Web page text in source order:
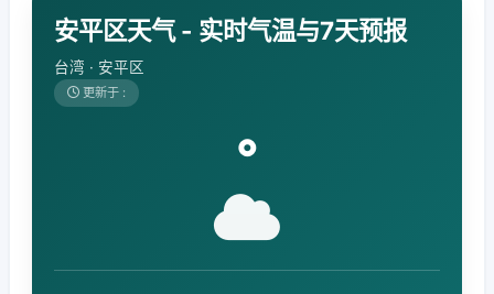
安平区天气 - 实时气温与7天预报
台湾 · 安平区
更新于 :
°